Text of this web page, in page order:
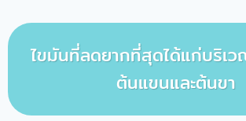
ไขมันที่ลดยากที่สุดได้แก่บริเ
ต้นแขนและต้นขา